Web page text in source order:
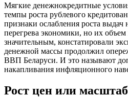
Мягкие денежнокредитные
темпы роста рублевого
признаки ослабления роста
перегрева экономики, но их
значительным, констатировали
денежной массы продолжил
ВВП Беларуси. И это называют
накапливания инфляционного
Рост цен или